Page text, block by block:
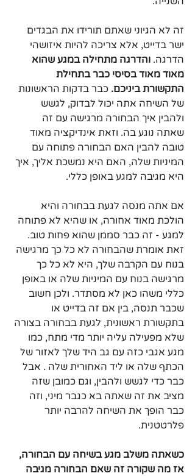
זה לא הגיוני שאתם תורידו את הבגדים
ישר בדייט, אלא צריכה להיות איזושהי
הדרגה. והדרגה מתחילה במגע שהוא
מאוד מאוד בסיסי כבר בתחילת
התקשורת ביניכם. כבר בדקות הראשונות
של השיחה אתה יכול לבדוק, לגשש
ולהבין איך הבחורה מרגישה עם זה
שאתה נוגע בה. וזאת אינדיקציה מאוד
טובה להבין האם הבחורה פתוחה עם
המיניות שלה, האם היא נמשכת אליך, איך
היא מגיבה למגע באופן כללי.
אם אתה מנסה לגעת בבחורה והיא
הולכת מאוד אחורה, או שהיא לא פתוחה
למגע - זה כבר סממן שהוא פחות טוב.
זאת אומרת שהבחורה לא כל כך מרגישה
בנוח עם הקרבה שלך, היא לא כל כך
מרגישה בנוח עם המיניות שלה או באופן
כללי משהו כאן לא מסתדר. ולכן חשוב
שכבר תנסה, בין אם זה בדייט או
בתקשורת ראשונית, לגעת בבחורה בצורה
שלא מפעילה עליה יותר מדי מתח, כמו
מגע אגבי כזה עם גב היד שלך לאזור של
הכתף שלה או ליד האחורית שלה . אבל
כבר כדי לגשש ולהבין, וגם כמובן שזה
מציב את זה שאתה בא כגבר מיני, וזה
כבר הופך את השיחה להרבה יותר
פלרטטנית.
כשאתה משלב מגע בשיחה עם הבחורה,
אז מה שקורה זה שאם הבחורה מגיבה